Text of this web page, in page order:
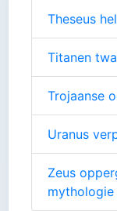
Theseus
Titanen
Trojaanse
Uranus
Zeus
mythologie